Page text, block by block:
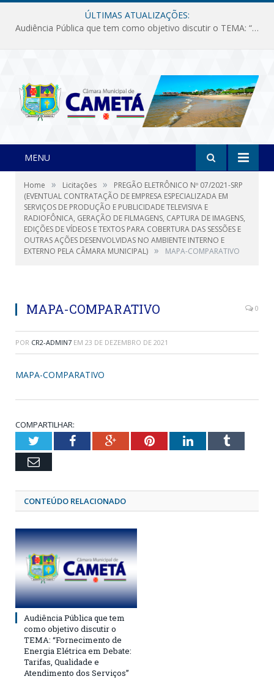
ÚLTIMAS ATUALIZAÇÕES:
Audiência Pública que tem como objetivo discutir o TEMA: “Fornecimento de Energia Elétrica em Debate: Tarifas, Qualidade e Atendimento dos Serviços”
MENU
Home » Licitações »
PREGÃO ELETRÔNICO Nº 07/2021-SRP
(EVENTUAL CONTRATAÇÃO DE EMPRESA ESPECIALIZADA EM
SERVIÇOS DE PRODUÇÃO E PUBLICIDADE TELEVISIVA E
RADIOFÔNICA, GERAÇÃO DE FILMAGENS, CAPTURA DE IMAGENS,
EDIÇÕES DE VÍDEOS E TEXTOS PARA COBERTURA DAS SESSÕES E
OUTRAS AÇÕES DESENVOLVIDAS NO AMBIENTE INTERNO E
EXTERNO PELA CÂMARA MUNICIPAL) » MAPA-COMPARATIVO
MAPA-COMPARATIVO 0
POR CR2-ADMIN7 EM 23 DE DEZEMBRO DE 2021
MAPA-COMPARATIVO
COMPARTILHAR:
TwitterFacebookGoogle+PinterestLinkedInTumblr
Email
CONTEÚDO RELACIONADO
Audiência Pública que tem
como objetivo discutir o
TEMA: “Fornecimento de
Energia Elétrica em Debate:
Tarifas, Qualidade e
Atendimento dos Serviços”